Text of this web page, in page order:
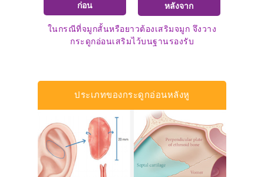
ก่อน หลังจาก
ในกรณีที่จมูกสั้นหรือยาวต้องเสริมจมูก จึงวาง
กระดูกอ่อนเสริมไว้บนฐานรองรับ
ประเภทของกระดูกอ่อนหลังหู